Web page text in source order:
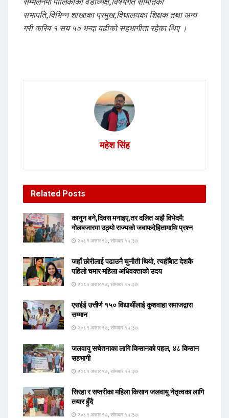
सभापति,विभिन्न शाखाका प्रमुख,विधालयका शिक्षक तथा अन्य
गरी करिब १ सय ५० भन्दा वढीको सहभागीता रहेका थिए ।
महेश सिंह
Related Posts
कानुन बने,दिवस मनाइए,तर दलित अझै विभेदमै:
गोलबजारमा उठ्यो राज्यको जवाफदेहितामाथि प्रश्न
२०८१ असार १७, सोमबार १५:३७
जहाँ छोरीलाई पढाउनै चुनौती थियो, त्यहीँबाट देशकै
पहिलो चमार महिला अधिवक्ताको उदय
२०८१ असार १७, सोमबार १५:३७
एसईई उत्तीर्ण १५० विद्यार्थीलाई कुशवाहा समाजद्वारा
सम्मान
२०८१ असार १७, सोमबार १५:३७
जलवायु सचेतनाका लागि किसानको पहल, ४८ किसान
सहभागी
२०८१ असार १७, सोमबार १५:३७
सिरहा र सप्तरीका महिला किसान जलवायु नेतृत्वका लागि
तयार हुँदै
२०८१ असार १७, सोमबार १५:३७